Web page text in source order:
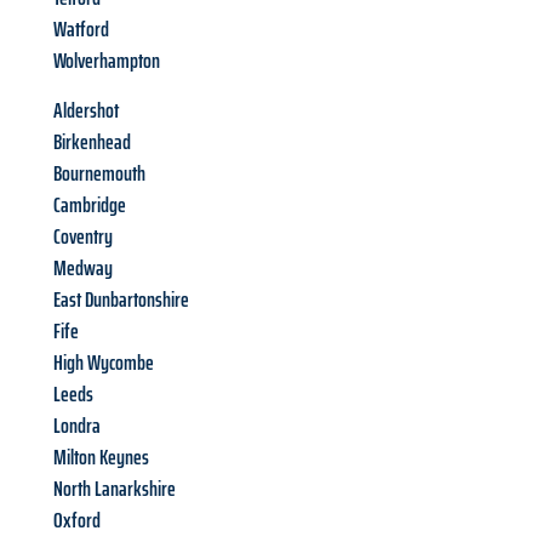
Watford
Wolverhampton
Aldershot
Birkenhead
Bournemouth
Cambridge
Coventry
Medway
East Dunbartonshire
Fife
High Wycombe
Leeds
Londra
Milton Keynes
North Lanarkshire
Oxford